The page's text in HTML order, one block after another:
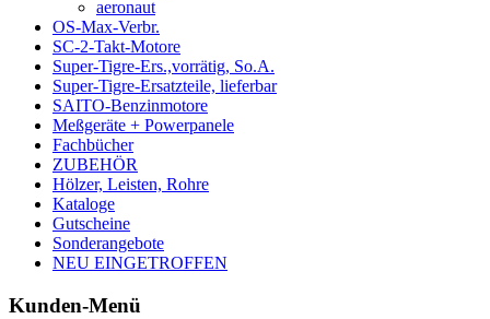
aeronaut
OS-Max-Verbr.
SC-2-Takt-Motore
Super-Tigre-Ers.,vorrätig, So.A.
Super-Tigre-Ersatzteile, lieferbar
SAITO-Benzinmotore
Meßgeräte + Powerpanele
Fachbücher
ZUBEHÖR
Hölzer, Leisten, Rohre
Kataloge
Gutscheine
Sonderangebote
NEU EINGETROFFEN
Kunden-Menü